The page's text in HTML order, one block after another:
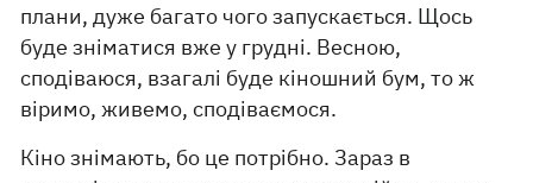
плани, дуже багато чого запускається. Щось
буде зніматися вже у грудні. Весною,
сподіваюся, взагалі буде кіношний бум, то ж
віримо, живемо, сподіваємося.
Кіно знімають, бо це потрібно. Зараз в